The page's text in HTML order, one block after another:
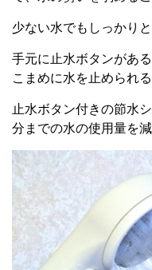
少ない水でもしっかり
手元に止水ボタンがあ
こまめに水を止められ
止水ボタン付きの節水
分までの水の使用量を減